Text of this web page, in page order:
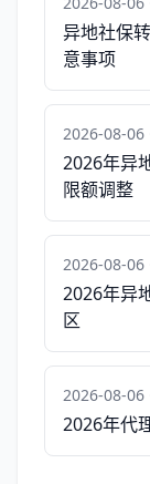
异地社保
意事项
2026-08-06
2026年异
限额调整
2026-08-06
2026年异
区
2026-08-06
2026年代